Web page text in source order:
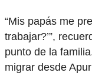
“Mis papás me
trabajar?’”,
punto de la
migrar desde